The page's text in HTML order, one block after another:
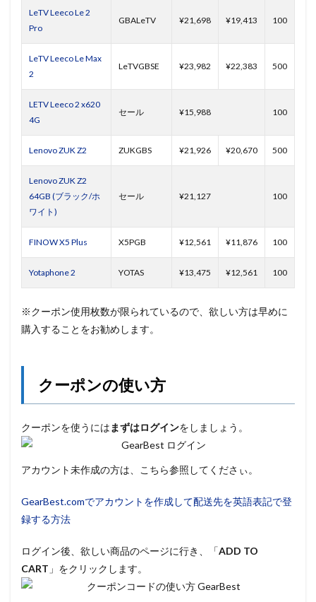
LeTV Leeco Le 2
Pro
GBALeTV ¥21,698 ¥19,413 100
LeTV Leeco Le Max
2
LeTVGBSE ¥23,982 ¥22,383 500
LETV Leeco 2 x620
4G
セール ¥15,988 100
Lenovo ZUK Z2 ZUKGBS ¥21,926 ¥20,670 500
Lenovo ZUK Z2
64GB (ブラック/ホ
ワイト)
セール ¥21,127 100
FINOW X5 Plus X5PGB ¥12,561 ¥11,876 100
Yotaphone 2 YOTAS ¥13,475 ¥12,561 100
※クーポン使用枚数が限られているので、欲しい方は早めに
購入することをお勧めします。
クーポンの使い方
クーポンを使うには まずはログインをしましょう。
アカウント未作成の方は、こちら参照してくださぃ。
GearBest.comでアカウントを作成して配送先を英語表記で登
録する方法
ログイン後、欲しい商品のページに行き、「ADD TO
CART 」をクリックします。